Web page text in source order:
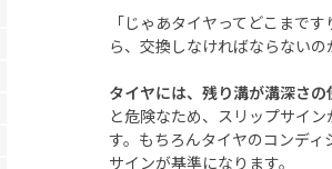
「じゃあタイヤってどこまで
ら、交換しなければならないの
タイヤには、残り溝が溝深さの
と危険なため、スリップサイ
す。もちろんタイヤのコンデ
サインが基準になります。